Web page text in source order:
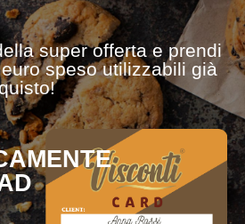
super offerta e prendi
speso utilizzabili già